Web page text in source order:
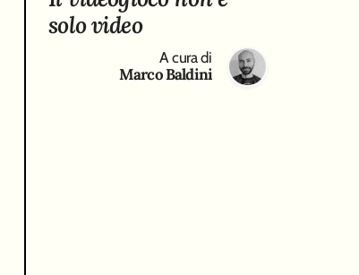
solo video
A cura di
Marco Baldini